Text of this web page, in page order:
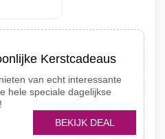
Kerstcadeaus
van echt interessante
hele speciale dagelijkse
BEKIJK DEAL